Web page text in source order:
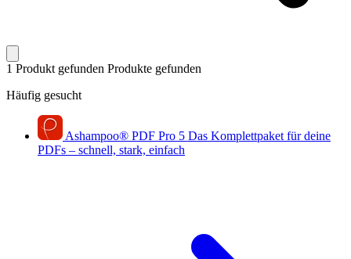
1 Produkt gefunden Produkte gefunden
Häufig gesucht
Ashampoo® PDF Pro 5 Das Komplettpaket für deine
PDFs – schnell, stark, einfach